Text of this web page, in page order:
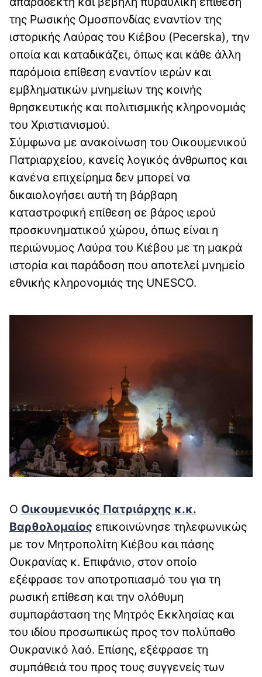
της Ρωσικής Ομοσπονδίας εναντίον της
ιστορικής Λαύρας του Κιέβου (Pecerska), την
οποία και καταδικάζει, όπως και κάθε άλλη
παρόμοια επίθεση εναντίον ιερών και
εμβληματικών μνημείων της κοινής
θρησκευτικής και πολιτισμικής κληρονομιάς
του Χριστιανισμού.
Σύμφωνα με ανακοίνωση του Οικουμενικού
Πατριαρχείου, κανείς λογικός άνθρωπος και
κανένα επιχείρημα δεν μπορεί να
δικαιολογήσει αυτή τη βάρβαρη
καταστροφική επίθεση σε βάρος ιερού
προσκυνηματικού χώρου, όπως είναι η
περιώνυμος Λαύρα του Κιέβου με τη μακρά
ιστορία και παράδοση που αποτελεί μνημείο
εθνικής κληρονομιάς της UNESCO.
Ο Οικουμενικός Πατριάρχης κ.κ.
Βαρθολομαίος επικοινώνησε τηλεφωνικώς
με τον Μητροπολίτη Κιέβου και πάσης
Ουκρανίας κ. Επιφάνιο, στον οποίο
εξέφρασε τον αποτροπιασμό του για τη
ρωσική επίθεση και την ολόθυμη
συμπαράσταση της Μητρός Εκκλησίας και
του ιδίου προσωπικώς προς τον πολύπαθο
Ουκρανικό λαό. Επίσης, εξέφρασε τη
συμπάθειά του προς τους συγγενείς των